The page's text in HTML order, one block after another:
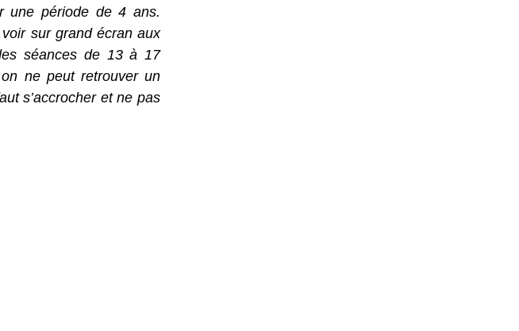
une période de 4 ans.
sur grand écran aux
séances de 13 à 17
ne peut retrouver un
s’accrocher et ne pas